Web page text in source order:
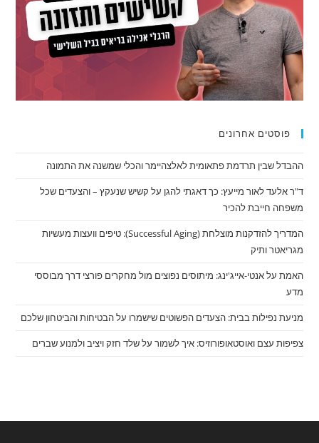
פוסטים אחרונים
ההבדל שבין תרדמת פתאומית לאלצהיימר והכלי שמשנה את התמונה
ד"ר אלעד לאור מייעץ: כך דאגתי להגן על קשיש שנעקץ – והצעדים שכל
משפחה חייבת להכיר
המדריך להזדקנות מוצלחת (Successful Aging): טיפים וועצות מעשיות
מגריאטר ותיק
האמת על אנטי-אייג'ינג: מיתוסים נפוצים מול מחקרים פורצי דרך מבוססי
מדע
מניעת נפילות בבית: הצעדים הפשוטים שישמרו על הבטיחות והביטחון שלכם
צפיפות עצם ואוסטאופורוזיס: איך לשמור על שלד חזק ויציב ולמנוע שברים